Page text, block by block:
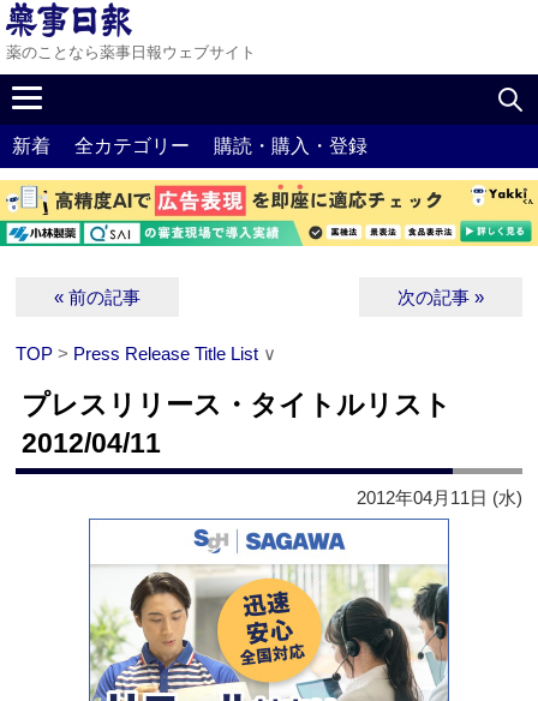
薬のことなら薬事日報ウェブサイト
新着 全カテゴリー 購読・購入・登録
« 前の記事 次の記事 »
TOP > Press Release Title List ∨
プレスリリース・タイトルリスト
2012/04/11
2012年04月11日 (水)